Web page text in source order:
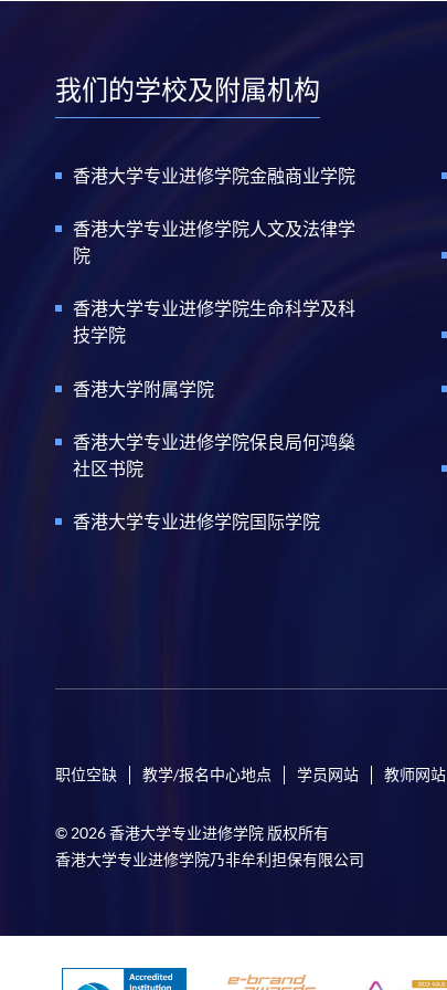
我们的学校及附属机构
香港大学专业进修学院金融商业学院
香港大学专业进修学院人文及法律学
院
香港大学专业进修学院生命科学及科
技学院
香港大学附属学院
香港大学专业进修学院保良局何鸿燊
社区书院
香港大学专业进修学院国际学院
职位空缺 教学/报名中心地点 学员网站 教师网站
© 2026 香港大学专业进修学院 版权所有
香港大学专业进修学院乃非牟利担保有限公司